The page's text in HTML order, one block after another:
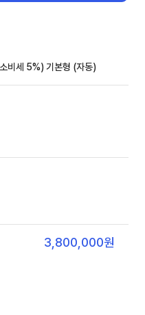
비세 5%) 기본형 (자동)
3,800,000원